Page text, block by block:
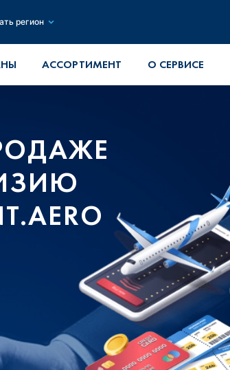
регион
АССОРТИМЕНТ О СЕРВИСЕ